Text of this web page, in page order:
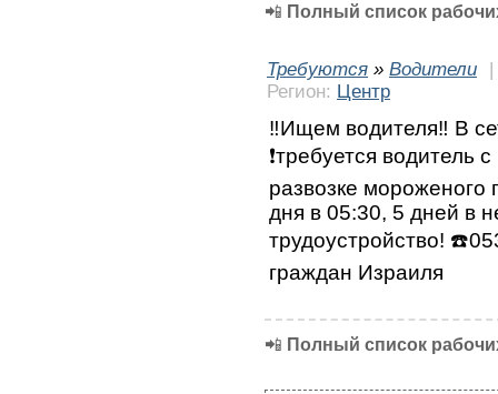
📲 Полный список
Требуются » Водители
|
Регион: Центр
‼️Ищем водителя‼️ В
❗требуется водитель
развозке мороженого
дня в 05:30, 5 дней в
трудоустройство!
граждан Израиля
📲 Полный список